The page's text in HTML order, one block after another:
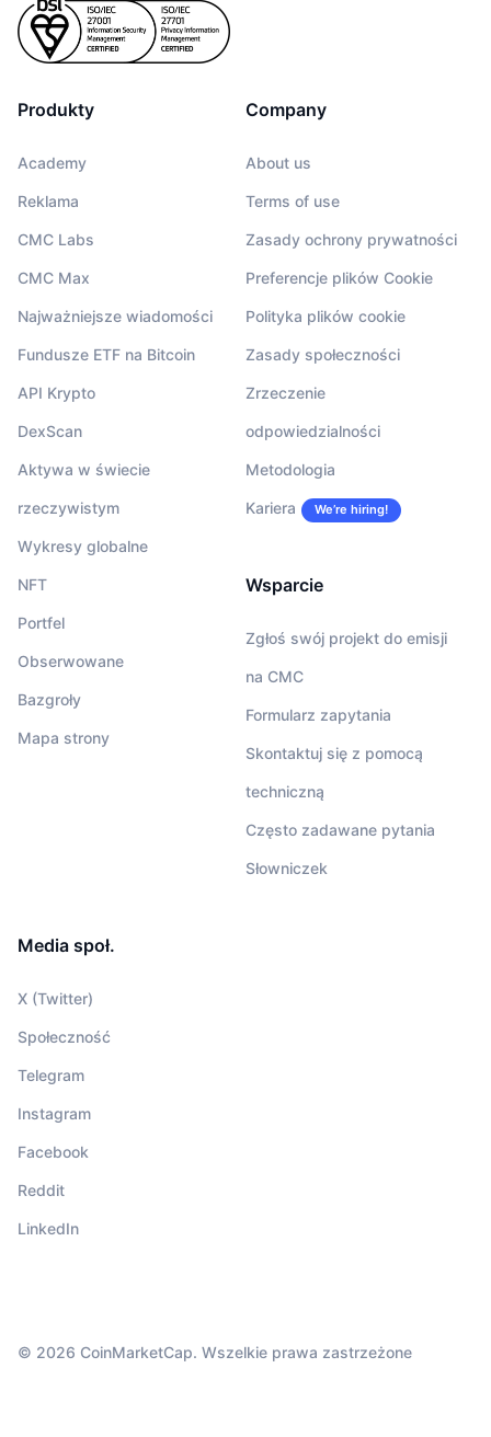
Produkty
Academy
Reklama
CMC Labs
CMC Max
Najważniejsze wiadomości
Fundusze ETF na Bitcoin
API Krypto
DexScan
Aktywa w świecie
rzeczywistym
Wykresy globalne
NFT
Portfel
Obserwowane
Bazgroły
Mapa strony
Company
About us
Terms of use
Zasady ochrony prywatności
Preferencje plików Cookie
Polityka plików cookie
Zasady społeczności
Zrzeczenie
odpowiedzialności
Metodologia
Kariera We’re hiring!
Wsparcie
Zgłoś swój projekt do emisji
na CMC
Formularz zapytania
Skontaktuj się z pomocą
techniczną
Często zadawane pytania
Słowniczek
Media społ.
X (Twitter)
Społeczność
Telegram
Instagram
Facebook
Reddit
LinkedIn
© 2026 CoinMarketCap. Wszelkie prawa zastrzeżone